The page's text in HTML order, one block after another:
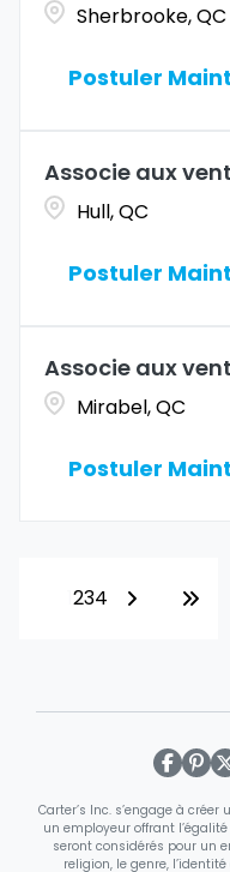
Sherbrooke, QC
Postuler
Associe aux
Hull, QC
Postuler
Associe aux
Mirabel, QC
Postuler
234
Carter’s Inc. s’engage à
un employeur offrant
seront considérés pour un
religion, le genre,